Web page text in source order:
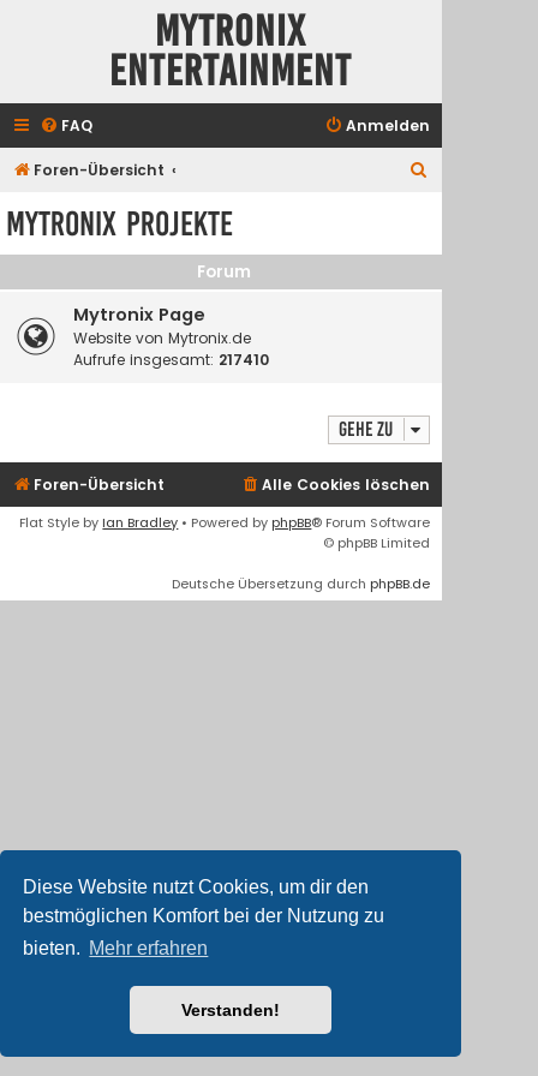
Diese Website nutzt Cookies, um dir den
bestmöglichen Komfort bei der Nutzung zu
bieten. Mehr erfahren
Verstanden!
Mytronix
Entertainment
FAQ Anmelden
Foren-Übersicht
e
Mytronix Projekte
Forum
Mytronix Page
Website von Mytronix.de
Aufrufe insgesamt: 217410
Gehe zu
Foren-Übersicht Alle Cookies löschen
Flat Style by Ian Bradley • Powered by phpBB® Forum Software
© phpBB Limited
Deutsche Übersetzung durch phpBB.de